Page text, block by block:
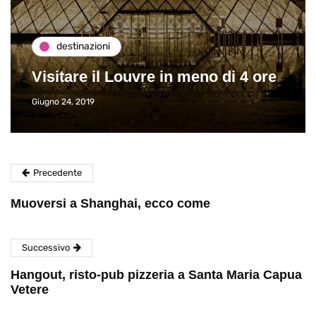
destinazioni
Visitare il Louvre in meno di 4 ore
Giugno 24, 2019
Precedente
Muoversi a Shanghai, ecco come
Successivo
Hangout, risto-pub pizzeria a Santa Maria Capua
Vetere